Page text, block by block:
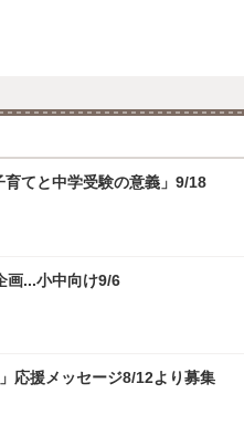
活躍中/フルリモート/年間休日